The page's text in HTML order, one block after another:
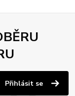
Přihlásit se